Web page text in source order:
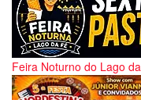
Feira Noturno do Lago